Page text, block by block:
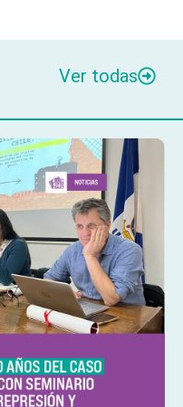
Ver todas